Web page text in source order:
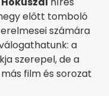
előtt tomboló
számára
a
szerepel, de a
film és sorozat